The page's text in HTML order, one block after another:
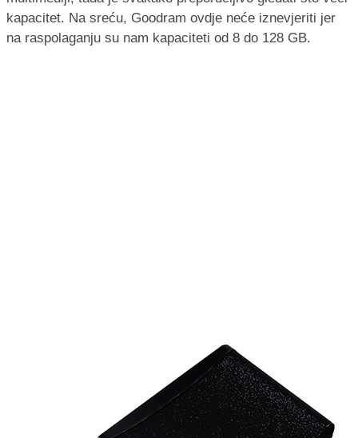
kapacitet. Na sreću, Goodram ovdje neće iznevjeriti jer
na raspolaganju su nam kapaciteti od 8 do 128 GB.